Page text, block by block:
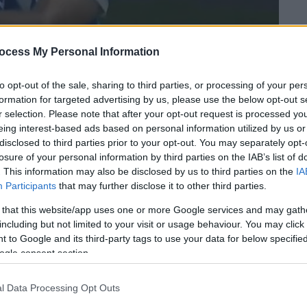
My Personal Information
opt-out of the sale, sharing to third parties, or processing of your
for targeted advertising by us, please use the below opt-out
selection. Please note that after your opt-out request is processed
interest-based ads based on personal information utilized by us
to third parties prior to your opt-out. You may separately
of your personal information by third parties on the IAB’s list of
This information may also be disclosed by us to third parties on the
Participants that may further disclose it to other third parties.
that this website/app uses one or more Google services and may
but not limited to your visit or usage behaviour. You may
to Google and its third-party tags to use your data for below
consent section.
Data Processing Opt Outs
το ΕΘΝΟΣ στη Google
έχει φανταστεί ο Στέφανος Τζίμας
με τη
Έλληνας άσος μπήκε αλλαγή στο 66' στο
τοCarabao Cup και κατόρθωσε να
στο εντυπωσιακό 0-6 της ομάδας του!